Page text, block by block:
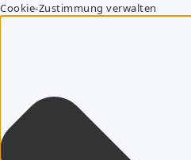
Cookie-Zustimmung verwalten